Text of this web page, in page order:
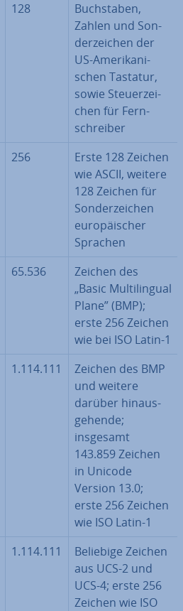
128
Buch­sta­ben,
Zahlen und Son­
der­zei­chen der
US-Ame­ri­ka­ni­
schen Tastatur,
sowie Steu­er­zei­
chen für Fern­
schrei­ber
256
Erste 128 Zeichen
wie ASCII, weitere
128 Zeichen für
Son­der­zei­chen
eu­ro­päi­scher
Sprachen
65.536
Zeichen des
„Basic Mul­ti­l­in­gu­al
Plane” (BMP);
erste 256 Zeichen
wie bei ISO Latin-1
1.114.111
Zeichen des BMP
und weitere
darüber hin­aus­
ge­hen­de;
insgesamt
143.859 Zeichen
in Unicode
Version 13.0;
erste 256 Zeichen
wie ISO Latin-1
1.114.111
Beliebige Zeichen
aus UCS-2 und
UCS-4; erste 256
Zeichen wie ISO